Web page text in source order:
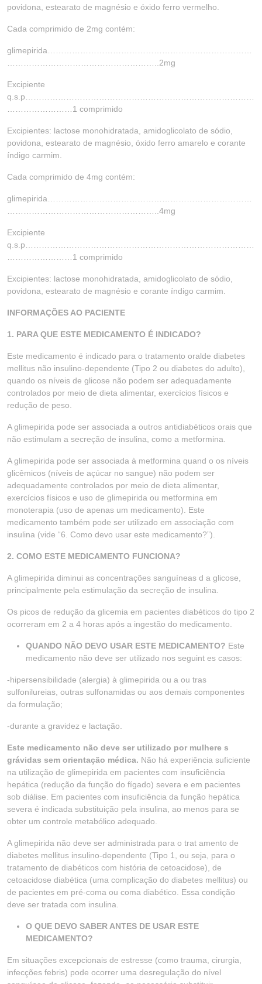
povidona, estearato de magnésio e óxido ferro vermelho.
Cada comprimido de 2mg contém:
glimepirida…………………………………………………………………
………………………………………………..2mg
Excipiente
q.s.p…………………………………………………………………………
……………………1 comprimido
Excipientes: lactose monohidratada, amidoglicolato de sódio,
povidona, estearato de magnésio, óxido ferro amarelo e corante
índigo carmim.
Cada comprimido de 4mg contém:
glimepirida…………………………………………………………………
………………………………………………..4mg
Excipiente
q.s.p…………………………………………………………………………
……………………1 comprimido
Excipientes: lactose monohidratada, amidoglicolato de sódio,
povidona, estearato de magnésio e corante índigo carmim.
INFORMAÇÕES AO PACIENTE
1. PARA QUE ESTE MEDICAMENTO É INDICADO?
Este medicamento é indicado para o tratamento oralde diabetes
mellitus não insulino-dependente (Tipo 2 ou diabetes do adulto),
quando os níveis de glicose não podem ser adequadamente
controlados por meio de dieta alimentar, exercícios físicos e
redução de peso.
A glimepirida pode ser associada a outros antidiabéticos orais que
não estimulam a secreção de insulina, como a metformina.
A glimepirida pode ser associada à metformina quand o os níveis
glicêmicos (níveis de açúcar no sangue) não podem ser
adequadamente controlados por meio de dieta alimentar,
exercícios físicos e uso de glimepirida ou metformina em
monoterapia (uso de apenas um medicamento). Este
medicamento também pode ser utilizado em associação com
insulina (vide “6. Como devo usar este medicamento?”).
2. COMO ESTE MEDICAMENTO FUNCIONA?
A glimepirida diminui as concentrações sanguíneas d a glicose,
principalmente pela estimulação da secreção de insulina.
Os picos de redução da glicemia em pacientes diabéticos do tipo 2
ocorreram em 2 a 4 horas após a ingestão do medicamento.
QUANDO NÃO DEVO USAR ESTE MEDICAMENTO? Este
medicamento não deve ser utilizado nos seguint es casos:
-hipersensibilidade (alergia) à glimepirida ou a ou tras
sulfonilureias, outras sulfonamidas ou aos demais componentes
da formulação;
-durante a gravidez e lactação.
Este medicamento não deve ser utilizado por mulhere s
grávidas sem orientação médica. Não há experiência suficiente
na utilização de glimepirida em pacientes com insuficiência
hepática (redução da função do fígado) severa e em pacientes
sob diálise. Em pacientes com insuficiência da função hepática
severa é indicada substituição pela insulina, ao menos para se
obter um controle metabólico adequado.
A glimepirida não deve ser administrada para o trat amento de
diabetes mellitus insulino-dependente (Tipo 1, ou seja, para o
tratamento de diabéticos com história de cetoacidose), de
cetoacidose diabética (uma complicação do diabetes mellitus) ou
de pacientes em pré-coma ou coma diabético. Essa condição
deve ser tratada com insulina.
O QUE DEVO SABER ANTES DE USAR ESTE
MEDICAMENTO?
Em situações excepcionais de estresse (como trauma, cirurgia,
infecções febris) pode ocorrer uma desregulação do nível